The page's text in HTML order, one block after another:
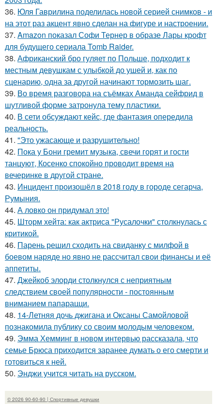
36. Юля Гаврилина поделилась новой серией снимков - и
на этот раз акцент явно сделан на фигуре и настроении.
37. Amazon показал Софи Тернер в образе Лары крофт
для будущего сериала Tomb Raider.
38. Африканский бро гуляет по Польше, подходит к
местным девушкам с улыбкой до ушей и, как по
сценарию, одна за другой начинают тормозить шаг.
39. Во время разговора на съёмках Аманда сейфрид в
шутливой форме затронула тему пластики.
40. В сети обсуждают кейс, где фантазия опередила
реальность.
41. "Это ужасающе и разрушительно!
42. Пока у Бони гремит музыка, свечи горят и гости
танцуют, Косенко спокойно проводит время на
вечеринке в другой стране.
43. Инцидент произошёл в 2018 году в городе сегарча,
Румыния.
44. А ловко он придумал это!
45. Шторм хейта: как актриса "Русалочки" столкнулась с
критикой.
46. Парень решил сходить на свиданку с милфой в
боевом наряде но явно не рассчитал свои финансы и её
аппетиты.
47. Джейкоб элорди столкнулся с неприятным
следствием своей популярности - постоянным
вниманием папарацци.
48. 14-Летняя дочь джигана и Оксаны Самойловой
познакомила публику со своим молодым человеком.
49. Эмма Хемминг в новом интервью рассказала, что
семье Брюса приходится заранее думать о его смерти и
готовиться к ней.
50. Энджи учится читать на русском.
© 2026 90-60-90 | Спортивные девушки